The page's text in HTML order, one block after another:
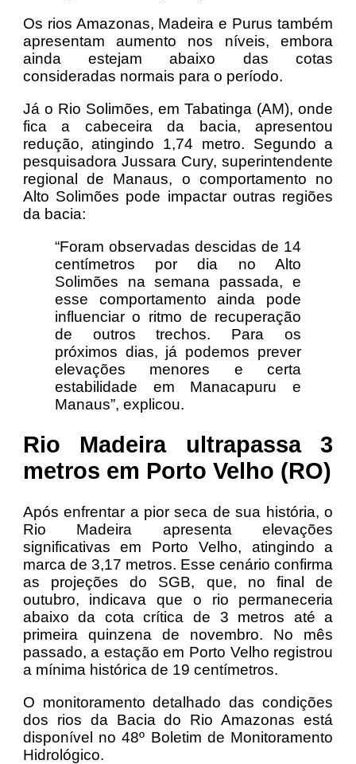
Os rios Amazonas, Madeira e Purus também
apresentam aumento nos níveis, embora
ainda estejam abaixo das cotas
consideradas normais para o período.
Já o Rio Solimões, em Tabatinga (AM), onde
fica a cabeceira da bacia, apresentou
redução, atingindo 1,74 metro. Segundo a
pesquisadora Jussara Cury, superintendente
regional de Manaus, o comportamento no
Alto Solimões pode impactar outras regiões
da bacia:
“Foram observadas descidas de 14
centímetros por dia no Alto
Solimões na semana passada, e
esse comportamento ainda pode
influenciar o ritmo de recuperação
de outros trechos. Para os
próximos dias, já podemos prever
elevações menores e certa
estabilidade em Manacapuru e
Manaus”, explicou.
Rio Madeira ultrapassa 3
metros em Porto Velho (RO)
Após enfrentar a pior seca de sua história, o
Rio Madeira apresenta elevações
significativas em Porto Velho, atingindo a
marca de 3,17 metros. Esse cenário confirma
as projeções do SGB, que, no final de
outubro, indicava que o rio permaneceria
abaixo da cota crítica de 3 metros até a
primeira quinzena de novembro. No mês
passado, a estação em Porto Velho registrou
a mínima histórica de 19 centímetros.
O monitoramento detalhado das condições
dos rios da Bacia do Rio Amazonas está
disponível no 48º Boletim de Monitoramento
Hidrológico.